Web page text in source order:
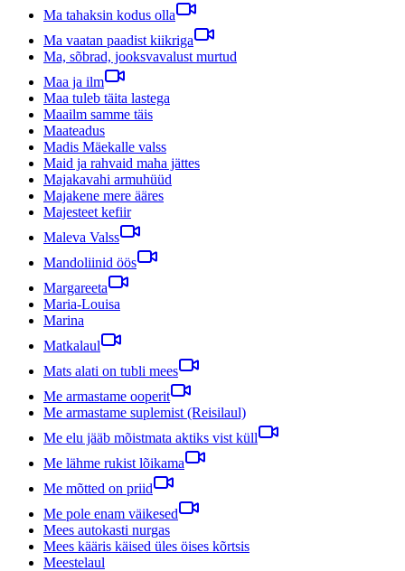
Ma tahaksin kodus olla
Ma vaatan paadist kiikriga
Ma, sõbrad, jooksvavalust murtud
Maa ja ilm
Maa tuleb täita lastega
Maailm samme täis
Maateadus
Madis Mäekalle valss
Maid ja rahvaid maha jättes
Majakavahi armuhüüd
Majakene mere ääres
Majesteet kefiir
Maleva Valss
Mandoliinid öös
Margareeta
Maria-Louisa
Marina
Matkalaul
Mats alati on tubli mees
Me armastame ooperit
Me armastame suplemist (Reisilaul)
Me elu jääb mõistmata aktiks vist küll
Me lähme rukist lõikama
Me mõtted on priid
Me pole enam väikesed
Mees autokasti nurgas
Mees kääris käised üles öises kõrtsis
Meestelaul